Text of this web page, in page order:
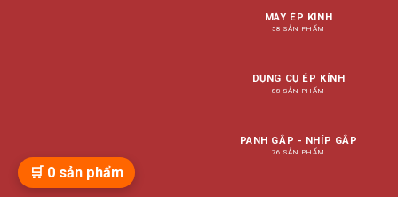
MÁY ÉP KÍNH
58 SẢN PHẨM
DỤNG CỤ ÉP KÍNH
88 SẢN PHẨM
PANH GẮP - NHÍP GẮP
76 SẢN PHẨM
🛒 0 sản phẩm